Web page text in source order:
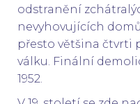
odstranění
nevyhovujících
přesto většina čtvrti
válku. Finální
1952.